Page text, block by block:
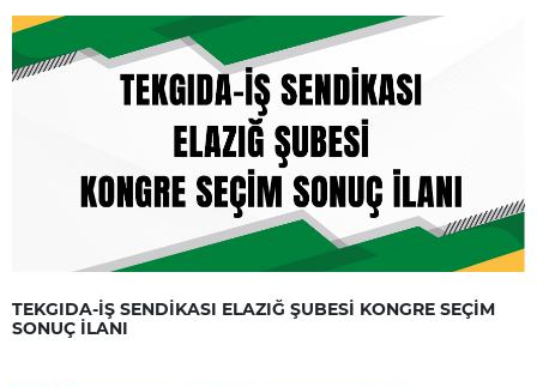
TEKGIDA-İŞ SENDİKASI ELAZIĞ ŞUBESİ KONGRE SEÇİM
SONUÇ İLANI